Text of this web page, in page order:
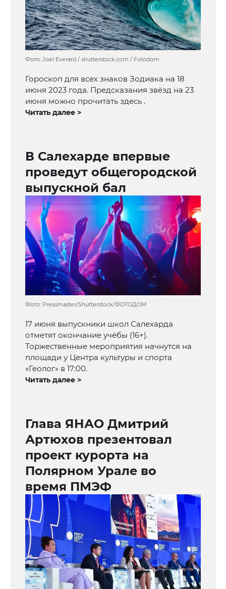
Фото: Joel Everard / shutterstock.com / Fotodom
Гороскоп для всех знаков Зодиака на 18
июня 2023 года. Предсказания звёзд на 23
июня можно прочитать здесь .
Читать далее >
В Салехарде впервые
проведут общегородской
выпускной бал
Фото: Pressmaster/Shutterstock/ФОТОДОМ
17 июня выпускники школ Салехарда
отметят окончание учёбы (16+).
Торжественные мероприятия начнутся на
площади у Центра культуры и спорта
«Геолог» в 17:00.
Читать далее >
Глава ЯНАО Дмитрий
Артюхов презентовал
проект курорта на
Полярном Урале во
время ПМЭФ